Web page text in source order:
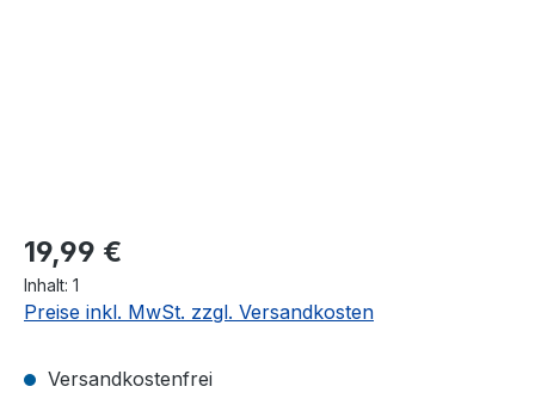
19,99 €
Inhalt: 1
Preise inkl. MwSt. zzgl. Versandkosten
Versandkostenfrei